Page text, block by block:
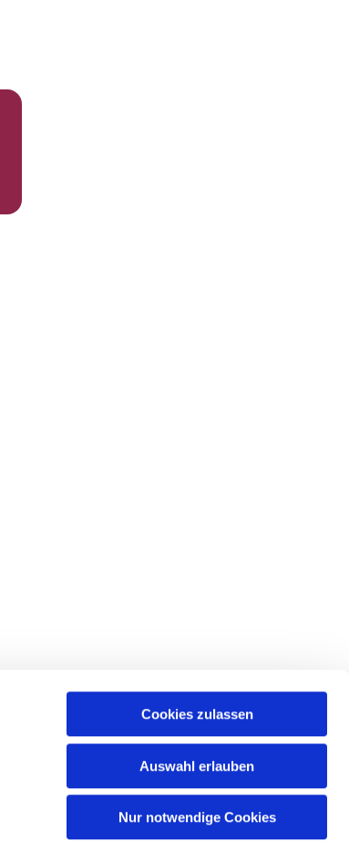
Cookies zulassen
Auswahl erlauben
Nur notwendige Cookies